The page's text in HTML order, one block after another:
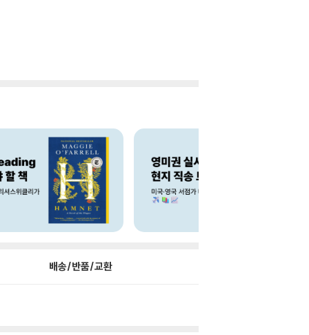
배송/반품/교환